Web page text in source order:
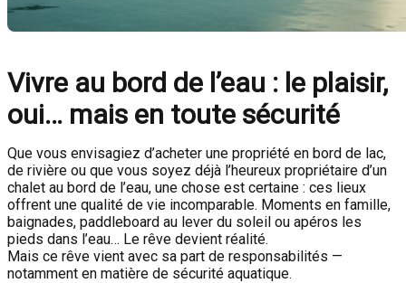
Vivre au bord de l’eau : le plaisir,
oui… mais en toute sécurité
Que vous envisagiez d’acheter une propriété en bord de lac,
de rivière ou que vous soyez déjà l’heureux propriétaire d’un
chalet au bord de l’eau, une chose est certaine : ces lieux
offrent une qualité de vie incomparable. Moments en famille,
baignades, paddleboard au lever du soleil ou apéros les
pieds dans l’eau… Le rêve devient réalité.
Mais ce rêve vient avec sa part de responsabilités —
notamment en matière de sécurité aquatique.